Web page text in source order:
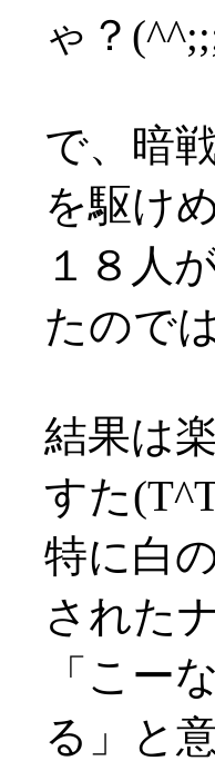
ゃ？
で、暗
を駆け
１８人
たので
結果は
すた
特に白
された
「こー
る」と